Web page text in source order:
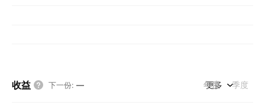
收益 下一份: — 年度 季度
更多